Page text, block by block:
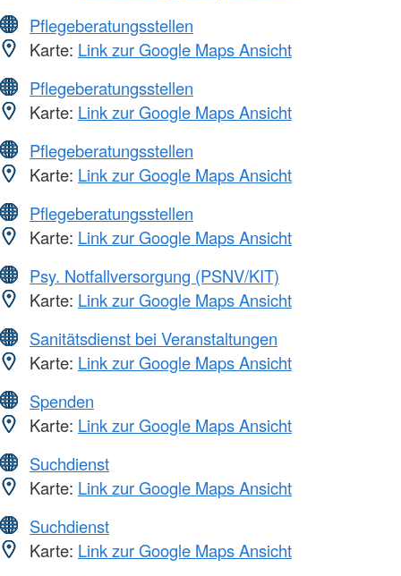
Pflegeberatungsstellen
Karte: Link zur Google Maps Ansicht
Pflegeberatungsstellen
Karte: Link zur Google Maps Ansicht
Pflegeberatungsstellen
Karte: Link zur Google Maps Ansicht
Pflegeberatungsstellen
Karte: Link zur Google Maps Ansicht
Psy. Notfallversorgung (PSNV/KIT)
Karte: Link zur Google Maps Ansicht
Sanitätsdienst bei Veranstaltungen
Karte: Link zur Google Maps Ansicht
Spenden
Karte: Link zur Google Maps Ansicht
Suchdienst
Karte: Link zur Google Maps Ansicht
Suchdienst
Karte: Link zur Google Maps Ansicht